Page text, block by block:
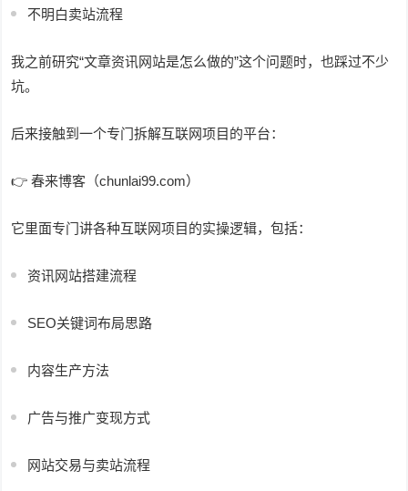
不明白卖站流程
我之前研究“文章资讯网站是怎么做的”这个问题时，也踩过不少
坑。
后来接触到一个专门拆解互联网项目的平台：
👉 春来博客（chunlai99.com）
它里面专门讲各种互联网项目的实操逻辑，包括：
资讯网站搭建流程
SEO关键词布局思路
内容生产方法
广告与推广变现方式
网站交易与卖站流程